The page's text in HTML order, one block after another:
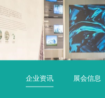
企业资讯 展会信息